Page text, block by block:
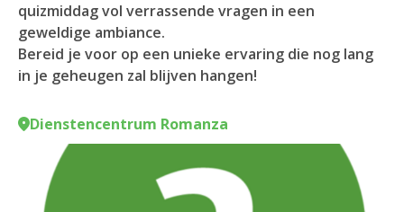
quizmiddag vol verrassende vragen in een
geweldige ambiance.
Bereid je voor op een unieke ervaring die nog lang
in je geheugen zal blijven hangen!
Dienstencentrum Romanza